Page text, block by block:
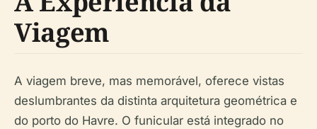
Viagem
A viagem breve, mas memorável, oferece vistas
deslumbrantes da distinta arquitetura geométrica e
do porto do Havre. O funicular está integrado no